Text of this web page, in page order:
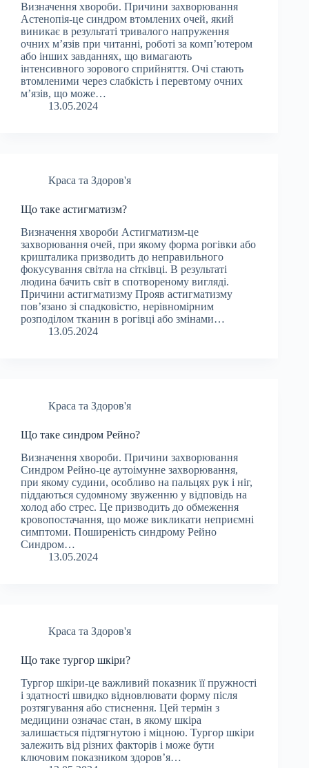
Визначення хвороби. Причини захворювання
Астенопія-це синдром втомлених очей, який
виникає в результаті тривалого напруження
очних м’язів при читанні, роботі за комп’ютером
або інших завданнях, що вимагають
інтенсивного зорового сприйняття. Очі стають
втомленими через слабкість і перевтому очних
м’язів, що може…
13.05.2024
Краса та Здоров'я
Що таке астигматизм?
Визначення хвороби Астигматизм-це
захворювання очей, при якому форма рогівки або
кришталика призводить до неправильного
фокусування світла на сітківці. В результаті
людина бачить світ в спотвореному вигляді.
Причини астигматизму Прояв астигматизму
пов’язано зі спадковістю, нерівномірним
розподілом тканин в рогівці або змінами…
13.05.2024
Краса та Здоров'я
Що таке синдром Рейно?
Визначення хвороби. Причини захворювання
Синдром Рейно-це аутоімунне захворювання,
при якому судини, особливо на пальцях рук і ніг,
піддаються судомному звуженню у відповідь на
холод або стрес. Це призводить до обмеження
кровопостачання, що може викликати неприємні
симптоми. Поширеність синдрому Рейно
Синдром…
13.05.2024
Краса та Здоров'я
Що таке тургор шкіри?
Тургор шкіри-це важливий показник її пружності
і здатності швидко відновлювати форму після
розтягування або стиснення. Цей термін з
медицини означає стан, в якому шкіра
залишається підтягнутою і міцною. Тургор шкіри
залежить від різних факторів і може бути
ключовим показником здоров’я…